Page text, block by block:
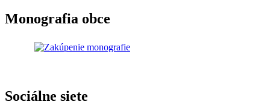
Monografia obce
Sociálne siete